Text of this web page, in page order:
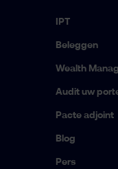
IPT
Beleggen
Wealth
Audit uw
Pacte adjoint
Blog
Pers